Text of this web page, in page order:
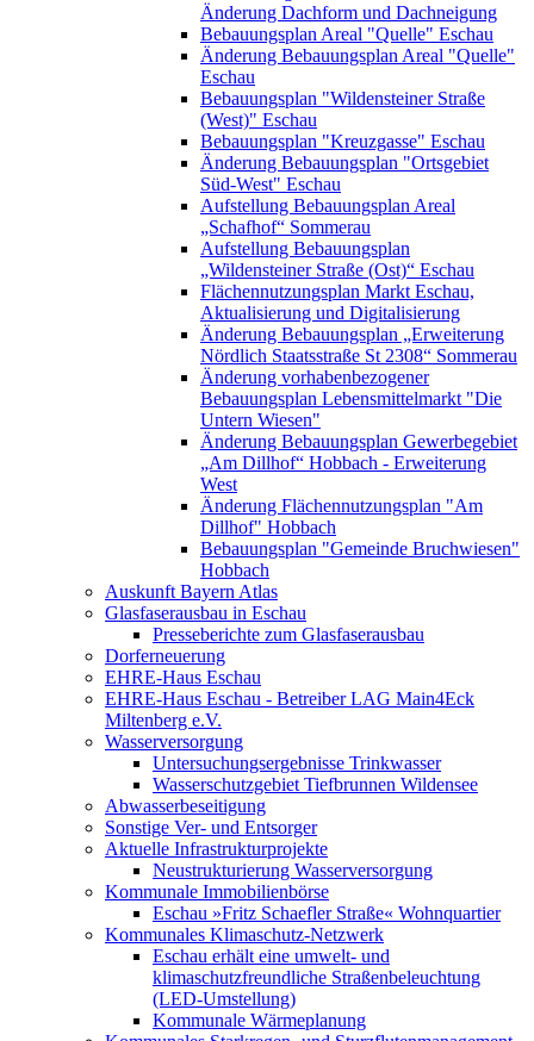
Änderung Dachform und Dachneigung
Bebauungsplan Areal "Quelle" Eschau
Änderung Bebauungsplan Areal "Quelle"
Eschau
Bebauungsplan "Wildensteiner Straße
(West)" Eschau
Bebauungsplan "Kreuzgasse" Eschau
Änderung Bebauungsplan "Ortsgebiet
Süd-West" Eschau
Aufstellung Bebauungsplan Areal
„Schafhof“ Sommerau
Aufstellung Bebauungsplan
„Wildensteiner Straße (Ost)“ Eschau
Flächennutzungsplan Markt Eschau,
Aktualisierung und Digitalisierung
Änderung Bebauungsplan „Erweiterung
Nördlich Staatsstraße St 2308“ Sommerau
Änderung vorhabenbezogener
Bebauungsplan Lebensmittelmarkt "Die
Untern Wiesen"
Änderung Bebauungsplan Gewerbegebiet
„Am Dillhof“ Hobbach - Erweiterung
West
Änderung Flächennutzungsplan "Am
Dillhof" Hobbach
Bebauungsplan "Gemeinde Bruchwiesen"
Hobbach
Auskunft Bayern Atlas
Glasfaserausbau in Eschau
Presseberichte zum Glasfaserausbau
Dorferneuerung
EHRE-Haus Eschau
EHRE-Haus Eschau - Betreiber LAG Main4Eck
Miltenberg e.V.
Wasserversorgung
Untersuchungsergebnisse Trinkwasser
Wasserschutzgebiet Tiefbrunnen Wildensee
Abwasserbeseitigung
Sonstige Ver- und Entsorger
Aktuelle Infrastrukturprojekte
Neustrukturierung Wasserversorgung
Kommunale Immobilienbörse
Eschau »Fritz Schaefler Straße« Wohnquartier
Kommunales Klimaschutz-Netzwerk
Eschau erhält eine umwelt- und
klimaschutzfreundliche Straßenbeleuchtung
(LED-Umstellung)
Kommunale Wärmeplanung